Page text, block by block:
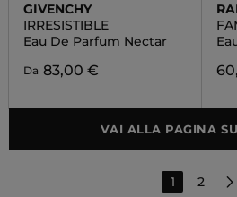
GIVENCHY
IRRESISTIBLE
Eau De Parfum Nectar
Da 83,00 €
VAI ALLA PAGINA
1 2